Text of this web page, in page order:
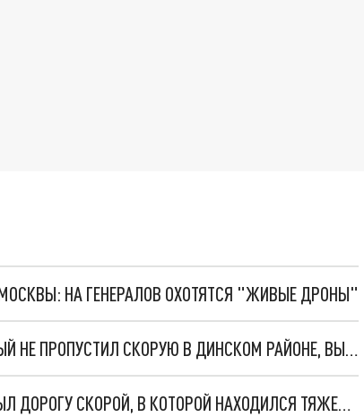
НА ГЕНЕРАЛОВ ОХОТЯТСЯ "ЖИВЫЕ ДРОНЫ"
АВТОХАМУ НА КРАСНОМ "ГЕЛИКЕ", КОТОРЫЙ НЕ ПРОПУСТИЛ СКОРУЮ В ДИНСКОМ РАЙОНЕ, ВЫНЕСУТ ПРИГОВОР
В КРАСНОДАРЕ ПЬЯНЫЙ АВТОХАМ ПЕРЕКРЫЛ ДОРОГУ СКОРОЙ, В КОТОРОЙ НАХОДИЛСЯ ТЯЖЕЛОБОЛЬНОЙ ПАЦИЕНТ